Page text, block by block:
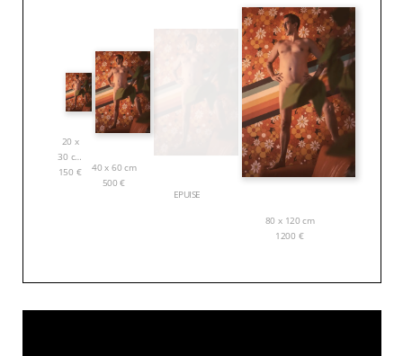
20 x
30 cm
150 €
40 x 60 cm
500€
EPUISE
80 x 120 cm
1200 €